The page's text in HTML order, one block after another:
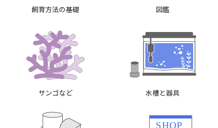
飼育方法の基礎 図鑑
サンゴなど 水槽と器具
SHOP